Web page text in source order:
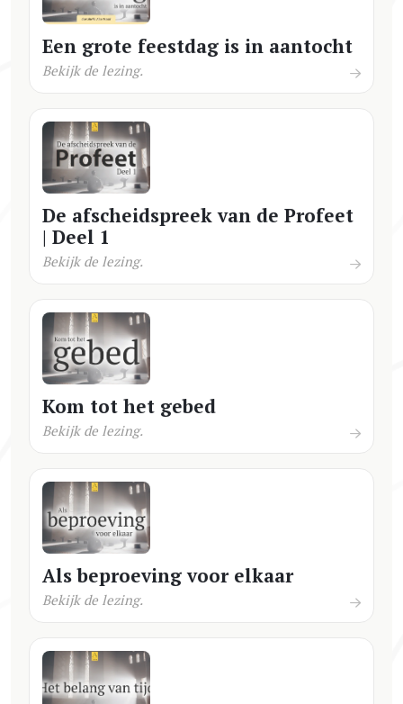
Een grote feestdag is in aantocht
Bekijk de lezing.
De afscheidspreek van de Profeet
| Deel 1
Bekijk de lezing.
Kom tot het gebed
Bekijk de lezing.
Als beproeving voor elkaar
Bekijk de lezing.